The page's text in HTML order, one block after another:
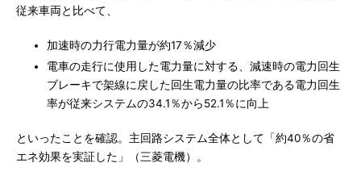
従来車両と比べて、
加速時の力行電力量が約17％減少
電車の走行に使用した電力量に対する、減速時の電力回生
ブレーキで架線に戻した回生電力量の比率である電力回生
率が従来システムの34.1％から52.1％に向上
といったことを確認。主回路システム全体として「約40％の省
エネ効果を実証した」（三菱電機）。